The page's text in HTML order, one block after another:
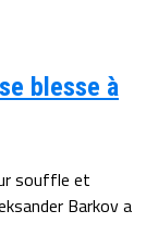
blesse à
souffle et
Barkov a